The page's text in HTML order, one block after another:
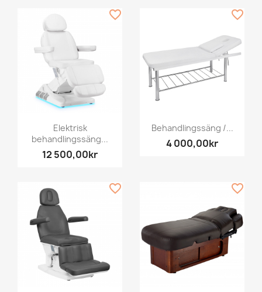
Elektrisk
behandlingssäng...
12 500,00kr
favorite_border
Behandlingssäng /...
4 000,00kr
favorite_border
favorite_border favorite_border